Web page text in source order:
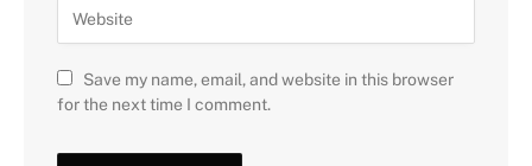
Save my name, email, and website in this browser
for the next time I comment.